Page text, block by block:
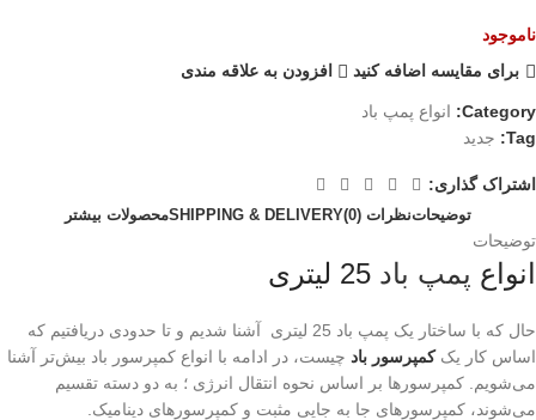
ناموجود
برای مقایسه اضافه کنید
افزودن به علاقه مندی
Category:
انواع پمپ باد
Tag:
جدید
اشتراک گذاری:
توضیحاتنظرات (0) SHIPPING & DELIVERYمحصولات بیشتر
توضیحات
انواع پمپ باد
حال که با ساختار یک پمپ باد 25 لیتری آشنا شدیم و تا حدودی دریافتیم که
اساس کار یککمپرسور باد چیست، در ادامه با انواع کمپرسور باد بیش‌تر آشنا
می‌شویم. کمپرسور‌ها بر اساس نحوه انتقال انرژی ؛ به دو دسته تقسیم
می‌شوند، کمپرسور‌های جا به جایی مثبت و کمپرسور‌های دینامیک.